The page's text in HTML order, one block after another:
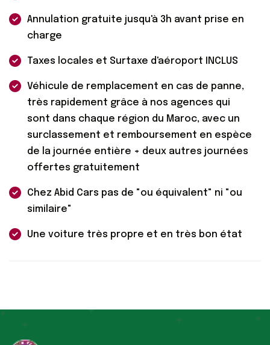
Annulation gratuite jusqu'à 3h avant prise en
charge
Taxes locales et Surtaxe d'aéroport INCLUS
Véhicule de remplacement en cas de panne,
très rapidement grâce à nos agences qui
sont dans chaque région du Maroc, avec un
surclassement et remboursement en espèce
de la journée entière + deux autres journées
offertes gratuitement
Chez Abid Cars pas de "ou équivalent" ni "ou
similaire​"
Une voiture très propre et en très bon état